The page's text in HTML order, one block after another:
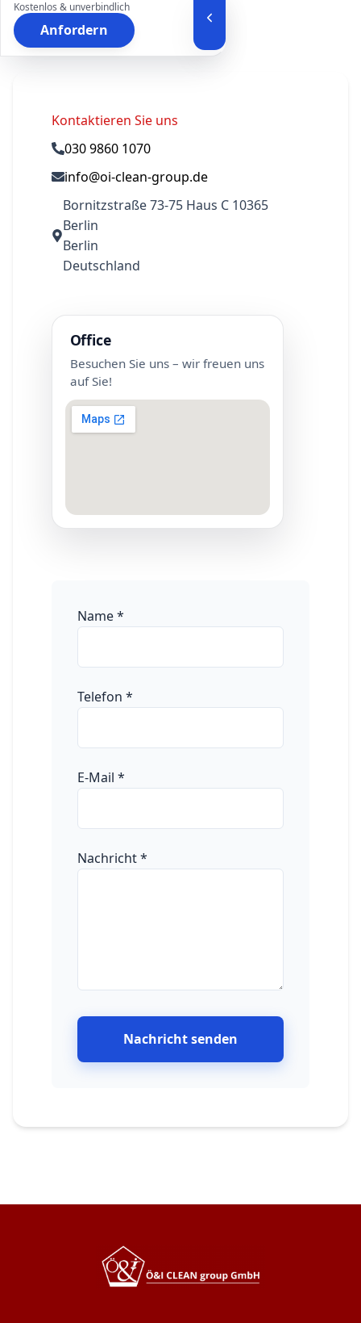
Kontaktieren Sie uns
030 9860 1070
info@oi-clean-group.de
Bornitzstraße 73-75 Haus C 10365
Berlin
Berlin
Deutschland
Office
Besuchen Sie uns – wir freuen uns
auf Sie!
Name*
Telefon *
E-Mail *
Nachricht*
Nachricht senden
Kostenlos & unverbindlich
Anfordern